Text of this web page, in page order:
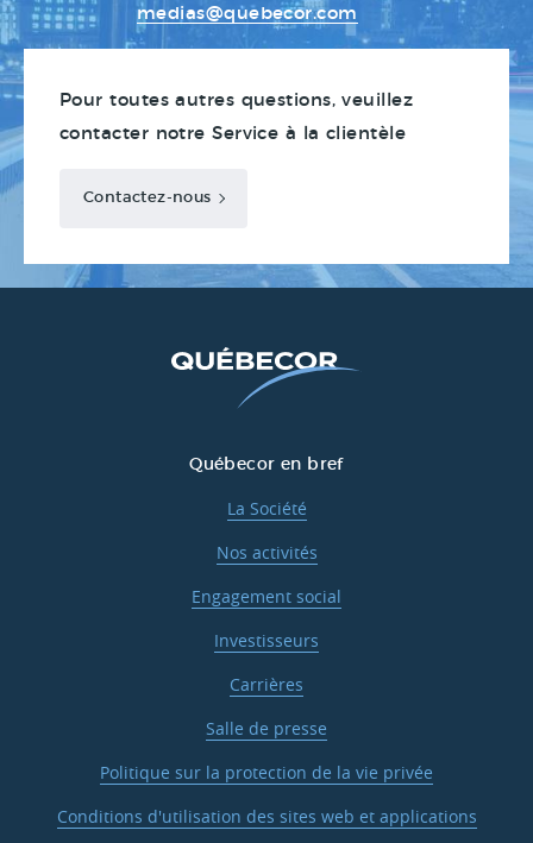
medias@quebecor.com
Pour toutes autres questions, veuillez
contacter notre Service à la clientèle
Contactez-nous
Québecor en bref
La Société
Nos activités
Engagement social
Investisseurs
Carrières
Salle de presse
Politique sur la protection de la vie privée
Conditions d'utilisation des sites web et applications